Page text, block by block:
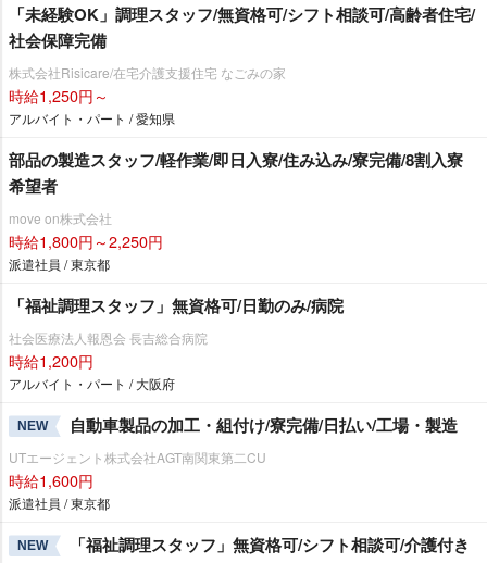
「未経験OK」調理スタッフ/無資格可/シフト相談可/高齢者住宅/
社会保障完備
株式会社Risicare/在宅介護支援住宅 なごみの家
時給1,250円～
アルバイト・パート / 愛知県
部品の製造スタッフ/軽作業/即日入寮/住み込み/寮完備/8割入寮
希望者
move on株式会社
時給1,800円～2,250円
派遣社員 / 東京都
「福祉調理スタッフ」無資格可/日勤のみ/病院
社会医療法人報恩会 長吉総合病院
時給1,200円
アルバイト・パート / 大阪府
NEW 自動車製品の加工・組付け/寮完備/日払い/工場・製造
UTエージェント株式会社AGT南関東第二CU
時給1,600円
派遣社員 / 東京都
NEW
「福祉調理スタッフ」無資格可/シフト相談可/介護付き